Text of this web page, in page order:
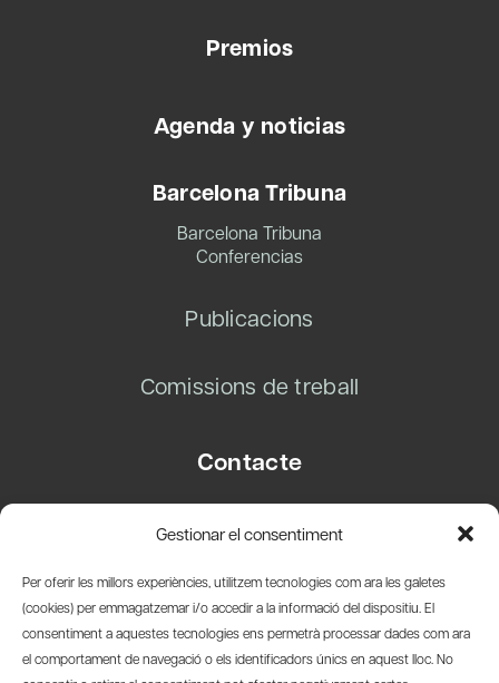
Gestionar el consentiment
Per oferir les millors experiències, utilitzem tecnologies com ara les galetes
(cookies) per emmagatzemar i/o accedir a la informació del dispositiu. El
consentiment a aquestes tecnologies ens permetrà processar dades com ara
el comportament de navegació o els identificadors únics en aquest lloc. No
Premios
Agenda y noticias
Barcelona Tribuna
Barcelona Tribuna
Conferencias
Publicacions
Comissions de treball
Contacte
08003 Barcelona
info@amicsdelpais.com
Suscripció Newsletter